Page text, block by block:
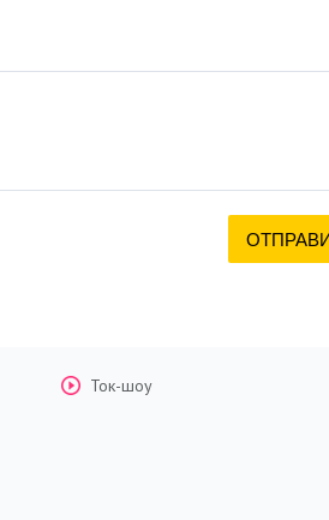
Ток-шоу